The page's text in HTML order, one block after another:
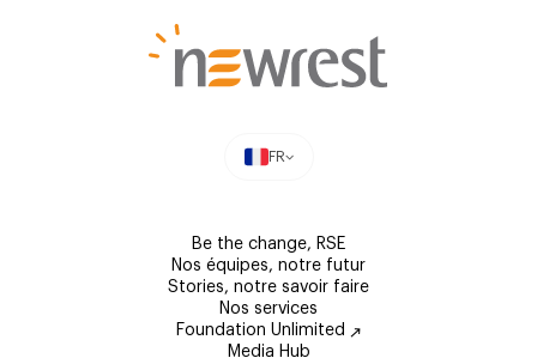
FR
Be the change, RSE
Nos équipes, notre futur
Stories, notre savoir faire
Nos services
Foundation Unlimited
Media Hub